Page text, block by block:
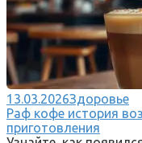
13.03.2026Здоровье
Раф кофе история
приготовления